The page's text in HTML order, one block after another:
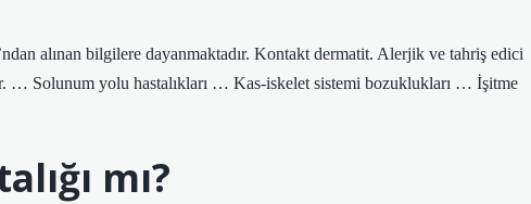
alınan bilgilere dayanmaktadır. Kontakt dermatit. Alerjik ve tahriş edici
… Solunum yolu hastalıkları … Kas-iskelet sistemi bozuklukları … İşitme
mı?